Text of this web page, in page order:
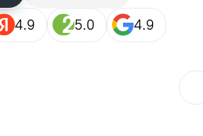
4.9 5.0 4.9